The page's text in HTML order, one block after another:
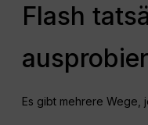
Flash
Es gibt mehrere Wege,